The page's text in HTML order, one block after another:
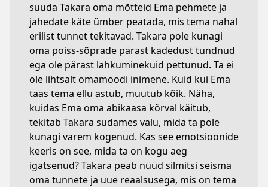
suuda Takara oma mõtteid Ema pehmete ja
jahedate käte ümber peatada, mis tema nahal
erilist tunnet tekitavad. Takara pole kunagi
oma poiss-sõprade pärast kadedust tundnud
ega ole pärast lahkuminekuid pettunud. Ta ei
ole lihtsalt omamoodi inimene. Kuid kui Ema
taas tema ellu astub, muutub kõik. Näha,
kuidas Ema oma abikaasa kõrval käitub,
tekitab Takara südames valu, mida ta pole
kunagi varem kogenud. Kas see emotsioonide
keeris on see, mida ta on kogu aeg
igatsenud? Takara peab nüüd silmitsi seisma
oma tunnete ja uue reaalsusega, mis on tema